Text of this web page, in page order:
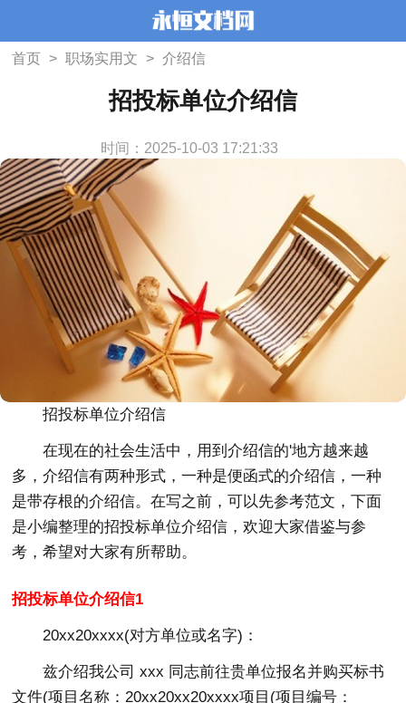
首页 > 职场实用文 > 介绍信
招投标单位介绍信
时间：2025-10-03 17:21:33
招投标单位介绍信
在现在的社会生活中，用到介绍信的'地方越来越
多，介绍信有两种形式，一种是便函式的介绍信，一种
是带存根的介绍信。在写之前，可以先参考范文，下面
是小编整理的招投标单位介绍信，欢迎大家借鉴与参
考，希望对大家有所帮助。
招投标单位介绍信1
20xx20xxxx(对方单位或名字)：
兹介绍我公司 xxx 同志前往贵单位报名并购买标书
文件(项目名称：20xx20xx20xxxx项目(项目编号：